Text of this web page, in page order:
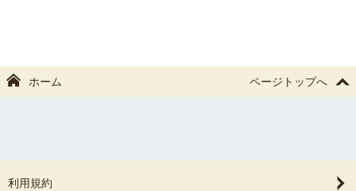
ホーム ページトップへ
利用規約